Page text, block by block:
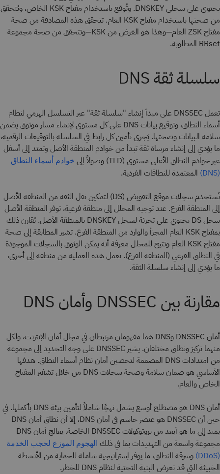
يحتوي على سجلي DNSKEY. وتُوقع باستخدام مفتاح KSK الخاص، ويُتحقق
من صحتها باستخدام مفتاح KSK العام. تتحقق هذه المصادقة من صحة
مفتاح ZSK العام—وهذا هو الغرض من KSK—وتتحقق من صحة مجموعة
RRset المطلوبة.
سلسلة ثقة DNS
تعمل DNSSEC على مبدأ إنشاء "سلسلة ثقة" عبر التسلسل الهرمي لنظام
أسماء النطاق، وتوقيع بيانات DNS على كل مستوى لإنشاء مسار موثوق يضمن
سلامة البيانات وصحتها. يُجرى تأمين كل رابط في السلسلة بالتوقيعات الرقمية،
ما يؤدي إلى إنشاء مرساة ثقة تبدأ من خوادم المنطقة الأصل وتمتد إلى أسفل
عبر خوادم النطاق الأعلى مستوى (TLD) وصولاً إلى
خوادم أسماء النطاق
(DNS)
المعتمدة للنطاقات الفردية.
تُستخدم سجلات موقع التفويض (DS) لتمكين نقل الثقة من المنطقة الأصل
إلى المنطقة الفرع. عند توجيه المحلل إلى منطقة فرعية، توفر المنطقة الأصل
سجل DS يحتوي على تجزئة لسجل DNSKEY بالمنطقة الأصل. يُقارن ذلك
بمفتاح KSK العام المجزأ والوارد من المنطقة الفرع. تشير المطابقة إلى صحة
مفتاح KSK العام وتتيح للمحلل معرفة أنه يمكن الوثوق بالسجلات الموجودة
في النطاق الفرعي (المنطقة الفرع). تعمل هذه العملية من منطقة إلى أخرى،
ما يؤدي إلى إنشاء سلسلة الثقة.
مقارنة بين DNSSEC وأمان DNS
أمان DNSSEC وDNS هما مفهومان مرتبطان في مجال أمان الإنترنت، ولكل
منهما تركيز ونطاق مختلفان. يشير DNSSEC على وجه التحديد إلى مجموعة
من امتدادات DNS المصممة لتحصين أمان نظام أسماء النطاق. هدفها
الأساسي هو ضمان سلامة وصحة سجلات DNS من خلال تشفير المفتاح
الخاص والعام.
أمان DNS هو مصطلح أوسع يشمل نهجًا شاملاً لتأمين بيئة DNS بأكملها. في
حين أن DNSSEC هو عنصر حاسم في أمان DNS، إلا أن نطاق أمان DNS
يمتد إلى ما هو أبعد من بروتوكولات DNSSEC الخاصة. يعالج أمان DNS
مجموعة واسعة من التهديدات بما في ذلك الهجوم الموزع لحجب الخدمة
(DDoS)
وسرقة النطاق، ما يوفر إستراتيجية شاملة للحماية من الأنشطة
الخبيثة التي قد تعرض البنية التحتية لنظام DNS للخطر.